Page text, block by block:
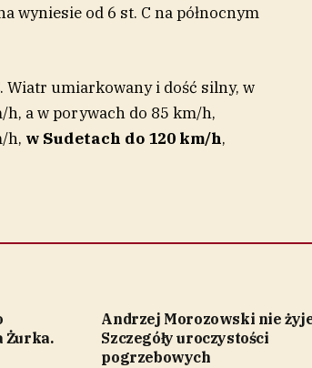
wyniesie od 6 st. C na północnym
Wiatr umiarkowany i dość silny, w
a w porywach do 85 km/h,
h, w Sudetach do 120 km/h,
Żurka.
Andrzej Morozowski nie
Szczegóły uroczystości
pogrzebowych